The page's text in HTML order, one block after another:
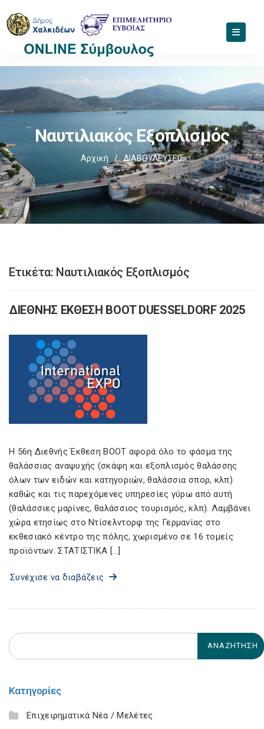
Ναυτιλιακός Εξοπλισμός
Αρχική / ΔΙΑΒΟΥΛΕΥΣΕΙΣ
Ετικέτα: Ναυτιλιακός Εξοπλισμός
ΔΙΕΘΝΗΣ ΕΚΘΕΣΗ BOOT DUESSELDORF 2025
Η 56η Διεθνής Έκθεση ΒΟΟΤ αφορά όλο το φάσμα της
θαλάσσιας αναψυχής (σκάφη και εξοπλισμός θαλάσσης
όλων των ειδών και κατηγοριών, θαλάσσια σπορ, κλπ)
καθώς και τις παρεχόμενες υπηρεσίες γύρω από αυτή
(θαλάσσιες μαρίνες, θαλάσσιος τουρισμός, κλπ). Λαμβάνει
χώρα ετησίως στο Ντίσελντορφ της Γερμανίας στο
εκθεσιακό κέντρο της πόλης, χωρισμένο σε 16 τομείς
προϊόντων. ΣΤΑΤΙΣΤΙΚΑ […]
Συνέχισε να διαβάζεις
Κατηγορίες
Επιχειρηματικά Νέα / Μελέτες